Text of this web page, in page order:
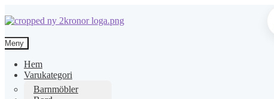
Hoppa
till
navigering
Hoppa
till
innehåll
Meny
Hem
Varukategori
Barnmöbler